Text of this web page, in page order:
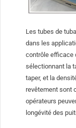
Les tubes de
dans les
contrôle efficace
sélectionnant la
taper, et la
revêtement sont
opérateurs
longévité des